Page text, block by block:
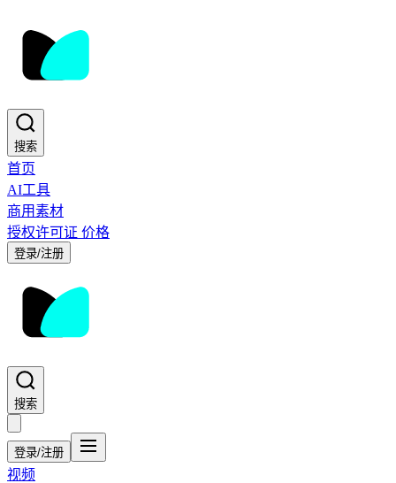
搜索
首页
AI工具
商用素材
授权许可证 价格
登录/注册
搜索
登录/注册
视频